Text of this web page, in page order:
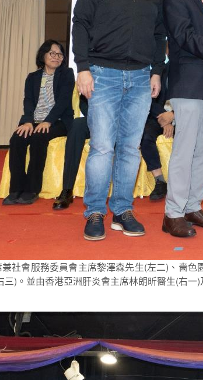
社會服務委員會主席黎澤森先生(左二)、嗇
三)。並由香港亞洲肝炎會主席林朗昕醫生(右一